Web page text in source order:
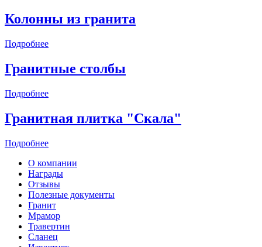
Колонны из гранита
Подробнее
Гранитные столбы
Подробнее
Гранитная плитка "Скала"
Подробнее
О компании
Награды
Отзывы
Полезные документы
Гранит
Мрамор
Травертин
Сланец